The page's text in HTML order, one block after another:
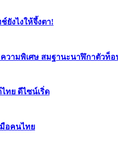
ยังไงให้จึ้งตา!
ความพิเศษ สมฐานะนาฬิกาตัวท็
ทย ดีไซน์เริ่ด
อคนไทย